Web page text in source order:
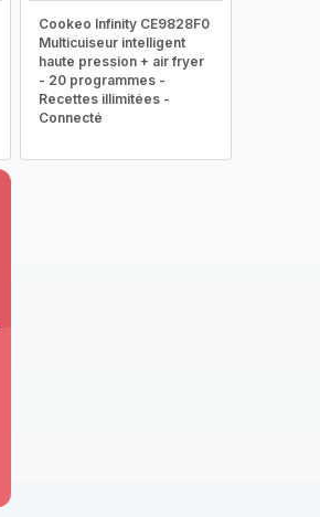
Cookeo Infinity CE9828F0
Multicuiseur intelligent
haute pression + air fryer
- 20 programmes -
Recettes illimitées -
Connecté